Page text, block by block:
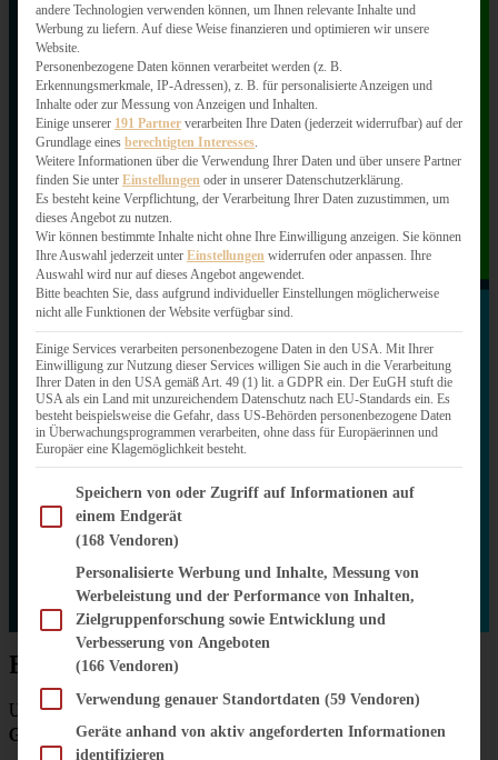
Ein paar Details zum Buch:
Und nun ein paar Details zum Buch“Kiss & Cook”, die
Gay Guy-Edition, erschienen im Christian Verlag:
andere Technologien verwenden können, um Ihnen relevante Inhalte und
Werbung zu liefern. Auf diese Weise finanzieren und optimieren wir unsere
Website.
Personenbezogene Daten können verarbeitet werden (z. B.
Erkennungsmerkmale, IP-Adressen), z. B. für personalisierte Anzeigen und
Inhalte oder zur Messung von Anzeigen und Inhalten.
Einige unserer 191 Partner verarbeiten Ihre Daten (jederzeit widerrufbar) auf der
Grundlage eines berechtigten Interesses
Weitere Informationen über die Verwendung Ihrer Daten und über unsere Partner
finden Sie unter Einstellungen oder in unserer Datenschutzerklärung.
Es besteht keine Verpflichtung, der Verarbeitung Ihrer Daten zuzustimmen, um
dieses Angebot zu nutzen.
Wir können bestimmte Inhalte nicht ohne Ihre Einwilligung anzeigen. Sie können
Ihre Auswahl jederzeit unter Einstellungen widerrufen oder anpassen. Ihre
Auswahl wird nur auf dieses Angebot angewendet.
Bitte beachten Sie, dass aufgrund individueller Einstellungen möglicherweise
nicht alle Funktionen der Website verfügbar sind.
Einige Services verarbeiten personenbezogene Daten in den USA. Mit Ihrer
Einwilligung zur Nutzung dieser Services willigen Sie auch in die Verarbeitung
Ihrer Daten in den USA gemäß Art. 49 (1) lit. a GDPR ein. Der EuGH stuft die
USA als ein Land mit unzureichendem Datenschutz nach EU-Standards ein. Es
besteht beispielsweise die Gefahr, dass US-Behörden personenbezogene Daten
in Überwachungsprogrammen verarbeiten, ohne dass für Europäerinnen und
Europäer eine Klagemöglichkeit besteht.
Im Folgenden finden Sie eine Liste der Zwecke des IAB Transparency and Consent
Speichern von oder Zugriff auf Informationen auf
einem Endgerät
(168 Vendoren)
Personalisierte Werbung und Inhalte, Messung von
Werbeleistung und der Performance von Inhalten,
Zielgruppenforschung sowie Entwicklung und
Verbesserung von Angeboten
(166 Vendoren)
Verwendung genauer Standortdaten (59 Vendoren)
Geräte anhand von aktiv angeforderten Informationen
identifizieren